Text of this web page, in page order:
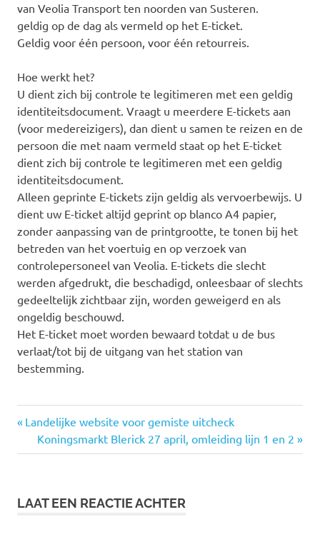
van Veolia Transport ten noorden van Susteren.
geldig op de dag als vermeld op het E-ticket.
Geldig voor één persoon, voor één retourreis.
Hoe werkt het?
U dient zich bij controle te legitimeren met een geldig
identiteitsdocument. Vraagt u meerdere E-tickets aan
(voor medereizigers), dan dient u samen te reizen en de
persoon die met naam vermeld staat op het E-ticket
dient zich bij controle te legitimeren met een geldig
identiteitsdocument.
Alleen geprinte E-tickets zijn geldig als vervoerbewijs. U
dient uw E-ticket altijd geprint op blanco A4 papier,
zonder aanpassing van de printgrootte, te tonen bij het
betreden van het voertuig en op verzoek van
controlepersoneel van Veolia. E-tickets die slecht
werden afgedrukt, die beschadigd, onleesbaar of slechts
gedeeltelijk zichtbaar zijn, worden geweigerd en als
ongeldig beschouwd.
Het E-ticket moet worden bewaard totdat u de bus
verlaat/tot bij de uitgang van het station van
bestemming.
Bericht
Vorige
bericht:
Landelijke website voor gemiste uitcheck
Volgende
bericht:
Koningsmarkt Blerick 27 april, omleiding lijn 1 en 2
LAAT EEN REACTIE ACHTER